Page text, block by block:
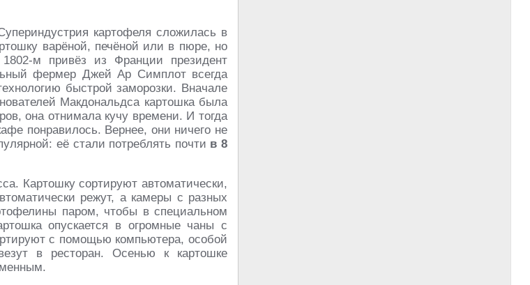
картофеля сложилась в
варёной, печёной или в пюре, но
м привёз из Франции президент
фермер Джей Ар Симплот всегда
быстрой заморозки. Вначале
Макдональдса картошка была
она отнимала кучу времени. И тогда
понравилось. Вернее, они ничего не
её стали потреблять почти в 8
Картошку сортируют автоматически,
режут, а камеры с разных
паром, чтобы в специальном
опускается в огромные чаны с
с помощью компьютера, особой
в ресторан. Осенью к картошке